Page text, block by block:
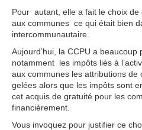
Pour autant, elle a fait le choix
aux communes ce qui était bien
intercommunautaire.
Aujourd’hui, la CCPU a
notamment les impôts liés à
aux communes les attributions de
gelées alors que les impôts sont
cet acquis de gratuité pour les
financièrement.
Vous invoquez pour justifier ce